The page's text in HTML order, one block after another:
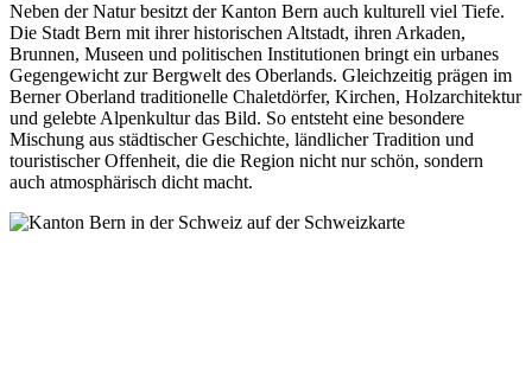
Neben der Natur besitzt der Kanton Bern auch kulturell viel Tiefe.
Die Stadt Bern mit ihrer historischen Altstadt, ihren Arkaden,
Brunnen, Museen und politischen Institutionen bringt ein urbanes
Gegengewicht zur Bergwelt des Oberlands. Gleichzeitig prägen im
Berner Oberland traditionelle Chaletdörfer, Kirchen, Holzarchitektur
und gelebte Alpenkultur das Bild. So entsteht eine besondere
Mischung aus städtischer Geschichte, ländlicher Tradition und
touristischer Offenheit, die die Region nicht nur schön, sondern
auch atmosphärisch dicht macht.